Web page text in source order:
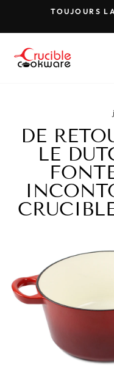
contenu
TOUJOURS
DE
LE